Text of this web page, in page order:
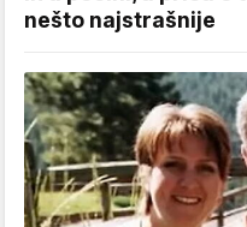
nešto najstrašnije